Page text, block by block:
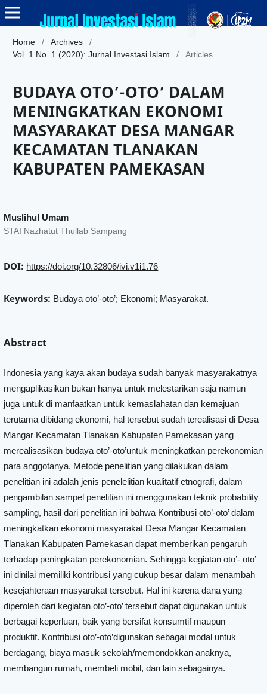
Home / Archives
/
Vol. 1 No. 1 (2020): Jurnal Investasi Islam
/ Articles
BUDAYA OTO’-OTO’ DALAM
MENINGKATKAN EKONOMI
MASYARAKAT DESA MANGAR
KECAMATAN TLANAKAN
KABUPATEN PAMEKASAN
Muslihul Umam
STAI Nazhatut Thullab Sampang
DOI: https://doi.org/10.32806/ivi.v1i1.76
Keywords: Budaya oto’-oto’; Ekonomi; Masyarakat.
Abstract
Indonesia yang kaya akan budaya sudah banyak masyarakatnya
mengaplikasikan bukan hanya untuk melestarikan saja namun
juga untuk di manfaatkan untuk kemaslahatan dan kemajuan
terutama dibidang ekonomi, hal tersebut sudah terealisasi di Desa
Mangar Kecamatan Tlanakan Kabupaten Pamekasan yang
merealisasikan budaya oto’-oto’untuk meningkatkan perekonomian
para anggotanya, Metode penelitian yang dilakukan dalam
penelitian ini adalah jenis penelelitian kualitatif etnografi, dalam
pengambilan sampel penelitian ini menggunakan teknik probability
sampling, hasil dari penelitian ini bahwa Kontribusi oto’-oto’ dalam
meningkatkan ekonomi masyarakat Desa Mangar Kecamatan
Tlanakan Kabupaten Pamekasan dapat memberikan pengaruh
terhadap peningkatan perekonomian. Sehingga kegiatan oto’- oto’
ini dinilai memiliki kontribusi yang cukup besar dalam menambah
kesejahteraan masyarakat tersebut. Hal ini karena dana yang
diperoleh dari kegiatan oto’-oto’ tersebut dapat digunakan untuk
berbagai keperluan, baik yang bersifat konsumtif maupun
produktif. Kontribusi oto’-oto’digunakan sebagai modal untuk
berdagang, biaya masuk sekolah/memondokkan anaknya,
membangun rumah, membeli mobil, dan lain sebagainya.